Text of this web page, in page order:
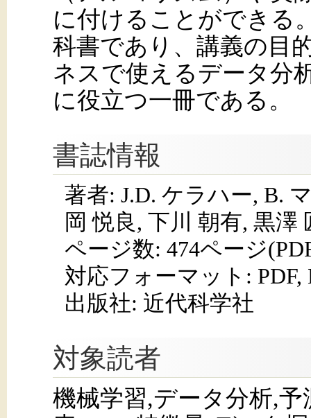
に付けることができる
科書であり、講義の目
ネスで使えるデータ分
に役立つ一冊である。
書誌情報
著者: J.D. ケラハー, B.
岡 悦良, 下川 朝有, 黒澤
ページ数: 474ページ
対応フォーマット: PDF,
出版社: 近代科学社
対象読者
機械学習,データ分析,予